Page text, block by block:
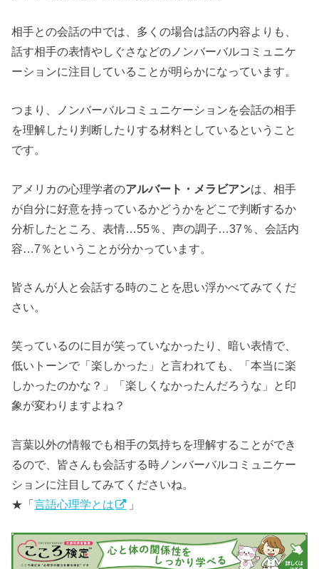
相手との会話の中では、多くの場合は話の内容よりも、
話す相手の表情やしぐさなどのノンバーバルコミュニケ
ーションに注目していることが明らかになっています。
つまり、ノンバーバルコミュニケーションを会話の相手
を理解したり判断したりする材料としているということ
です。
アメリカの心理学者のアルバート・メラビアンは、相手
が自分に好意を持っているかどうかをどこで判断するか
分析したところ、表情…55％、声の調子…37％、会話内
容…7％ということが分かっています。
皆さんが人と会話する時のことを思い浮かべてみてくだ
さい。
笑っているのに目が笑っていなかったり、暗い表情で、
低いトーンで「楽しかった」と言われても、「本当に楽
しかったのかな？」「楽しくなかったんだろうな」と印
象が変わりますよね？
言葉以外の情報でも相手の気持ちを理解することができ
るので、皆さんも会話する時ノンバーバルコミュニケー
ションに注目してみてくださいね。
★「言語心理学とは 」